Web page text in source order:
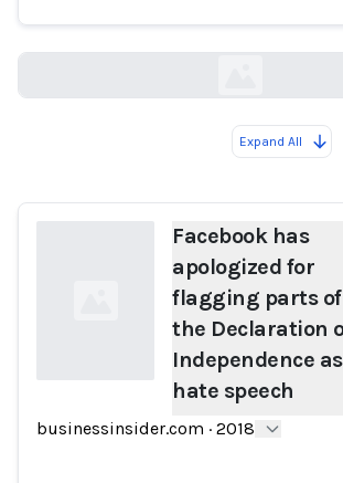
Expand All
Loading...
Facebook has
apologized for
flagging parts of
the Declaration
Independence as
hate speech
businessinsider.com · 2018